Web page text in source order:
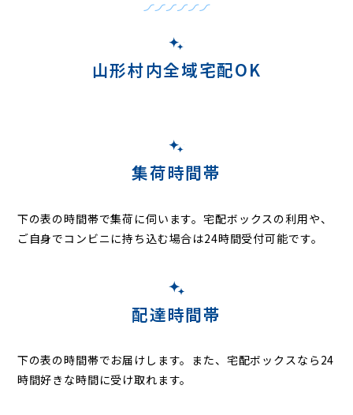
山形村内全域宅配OK
集荷時間帯
下の表の時間帯で集荷に伺います。宅配ボックスの利用や、
ご自身でコンビニに持ち込む場合は24時間受付可能です。
配達時間帯
下の表の時間帯でお届けします。また、宅配ボックスなら24
時間好きな時間に受け取れます。